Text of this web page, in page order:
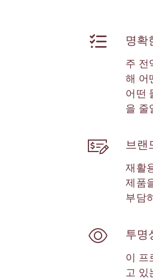
명확
주 전
해 어
어떤
을 줄
브랜
재활
제품
부담
투명
이 프
고 있